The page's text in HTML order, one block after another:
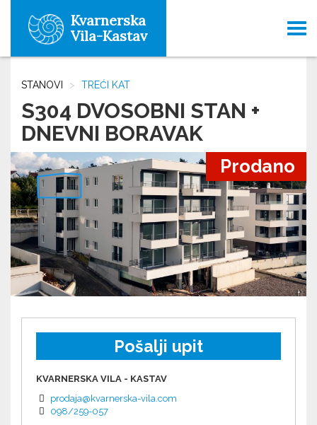
Kvarnerska
Vila-Kastav
STANOVI TREĆI KAT
S304 DVOSOBNI STAN +
DNEVNI BORAVAK
Prodano
Pošalji upit
KVARNERSKA VILA - KASTAV
prodaja@kvarnerska-vila.com
098/259-057